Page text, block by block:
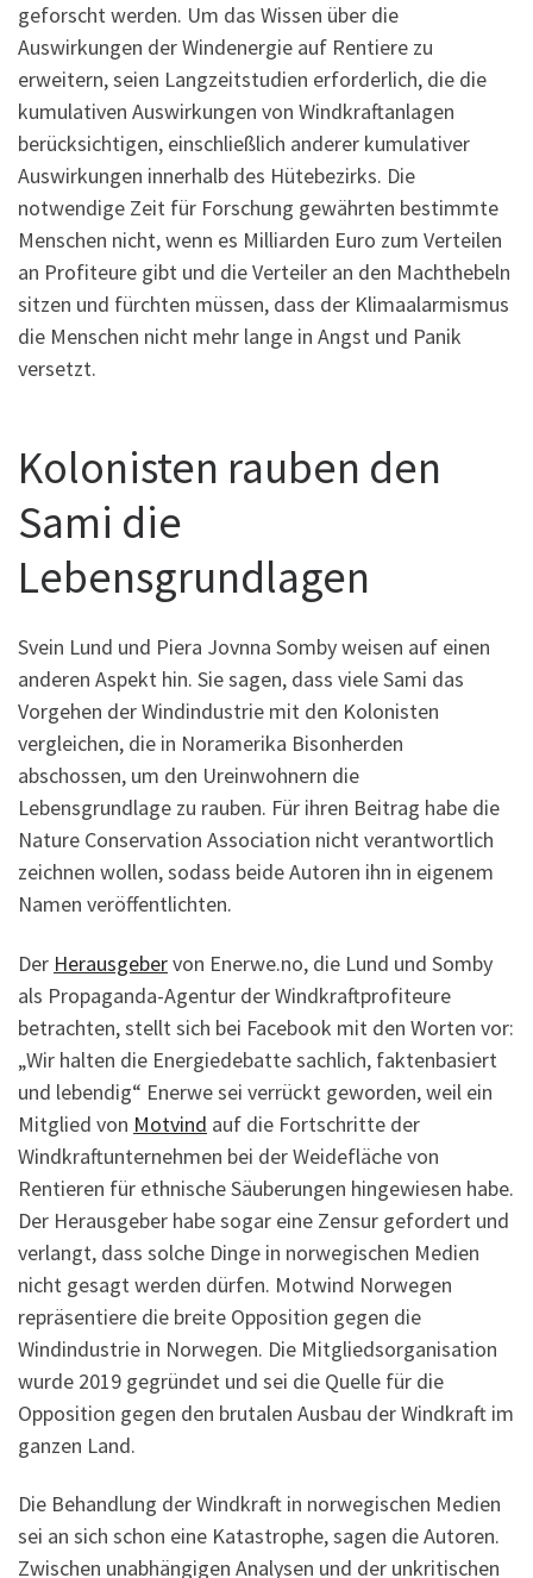
geforscht werden. Um das Wissen über die
Auswirkungen der Windenergie auf Rentiere zu
erweitern, seien Langzeitstudien erforderlich, die die
kumulativen Auswirkungen von Windkraftanlagen
berücksichtigen, einschließlich anderer kumulativer
Auswirkungen innerhalb des Hütebezirks. Die
notwendige Zeit für Forschung gewährten bestimmte
Menschen nicht, wenn es Milliarden Euro zum Verteilen
an Profiteure gibt und die Verteiler an den Machthebeln
sitzen und fürchten müssen, dass der Klimaalarmismus
die Menschen nicht mehr lange in Angst und Panik
versetzt.
Kolonisten rauben den
Sami die
Lebensgrundlagen
Svein Lund und Piera Jovnna Somby weisen auf einen
anderen Aspekt hin. Sie sagen, dass viele Sami das
Vorgehen der Windindustrie mit den Kolonisten
vergleichen, die in Noramerika Bisonherden
abschossen, um den Ureinwohnern die
Lebensgrundlage zu rauben. Für ihren Beitrag habe die
Nature Conservation Association nicht verantwortlich
zeichnen wollen, sodass beide Autoren ihn in eigenem
Namen veröffentlichten.
Der Herausgebervon Enerwe.no, die Lund und Somby
als Propaganda-Agentur der Windkraftprofiteure
betrachten, stellt sich bei Facebook mit den Worten vor:
„Wir halten die Energiedebatte sachlich, faktenbasiert
und lebendig“ Enerwe sei verrückt geworden, weil ein
Mitglied von Motvind auf die Fortschritte der
Windkraftunternehmen bei der Weidefläche von
Rentieren für ethnische Säuberungen hingewiesen habe.
Der Herausgeber habe sogar eine Zensur gefordert und
verlangt, dass solche Dinge in norwegischen Medien
nicht gesagt werden dürfen. Motwind Norwegen
repräsentiere die breite Opposition gegen die
Windindustrie in Norwegen. Die Mitgliedsorganisation
wurde 2019 gegründet und sei die Quelle für die
Opposition gegen den brutalen Ausbau der Windkraft im
ganzen Land.
Die Behandlung der Windkraft in norwegischen Medien
sei an sich schon eine Katastrophe, sagen die Autoren.
Zwischen unabhängigen Analysen und der unkritischen